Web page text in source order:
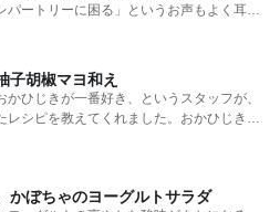
パートリーに困る」というお声もよく耳に
子胡椒マヨ和え
かひじきが一番好き、というスタッフが、
レシピを教えてくれました。おかひじきの
かぼちゃのヨーグルトサラダ